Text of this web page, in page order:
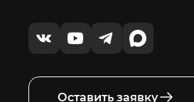
Оставить заявку